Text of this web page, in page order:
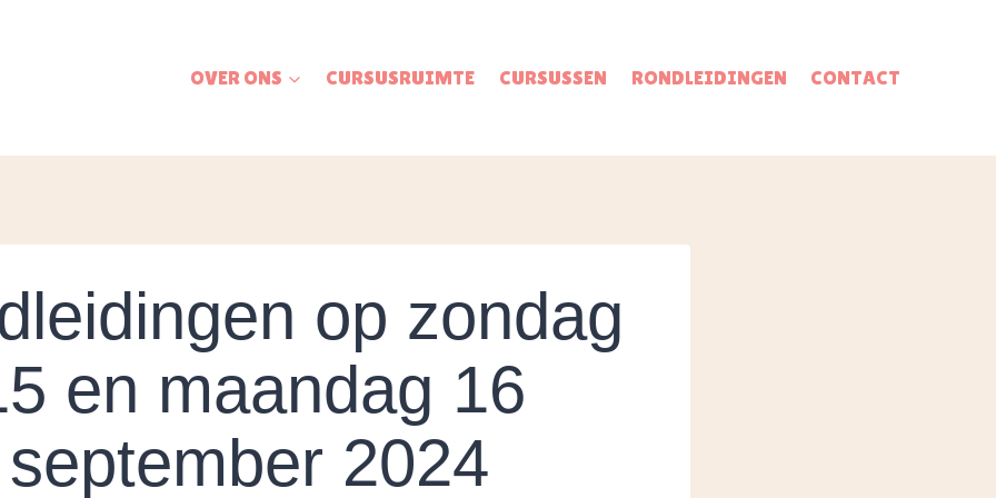
OVER ONS CURSUSRUIMTE CURSUSSEN RONDLEIDINGEN CONTACT
op zondag
en maandag 16
september 2024